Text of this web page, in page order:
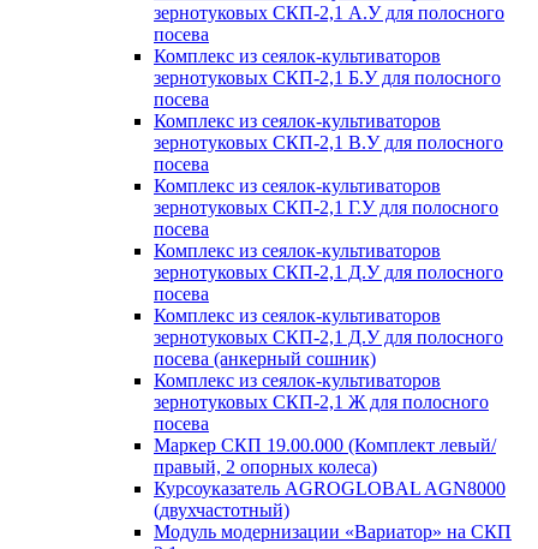
зернотуковых СКП-2,1 А.У для полосного
посева
Комплекс из сеялок-культиваторов
зернотуковых СКП-2,1 Б.У для полосного
посева
Комплекс из сеялок-культиваторов
зернотуковых СКП-2,1 В.У для полосного
посева
Комплекс из сеялок-культиваторов
зернотуковых СКП-2,1 Г.У для полосного
посева
Комплекс из сеялок-культиваторов
зернотуковых СКП-2,1 Д.У для полосного
посева
Комплекс из сеялок-культиваторов
зернотуковых СКП-2,1 Д.У для полосного
посева (анкерный сошник)
Комплекс из сеялок-культиваторов
зернотуковых СКП-2,1 Ж для полосного
посева
Маркер СКП 19.00.000 (Комплект левый/
правый, 2 опорных колеса)
Курсоуказатель AGROGLOBAL AGN8000
(двухчастотный)
Модуль модернизации «Вариатор» на СКП